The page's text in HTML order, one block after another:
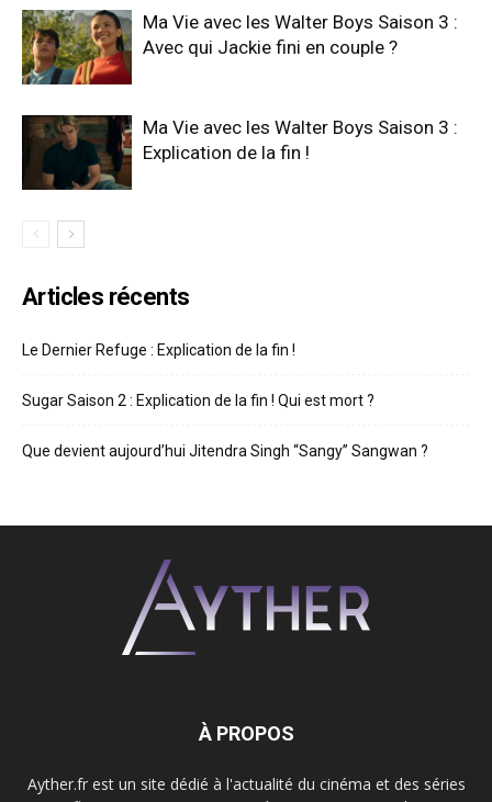
Ma Vie avec les Walter Boys Saison 3 :
Avec qui Jackie fini en couple ?
Ma Vie avec les Walter Boys Saison 3 :
Explication de la fin !
Articles récents
Le Dernier Refuge : Explication de la fin !
Sugar Saison 2 : Explication de la fin ! Qui est mort ?
Que devient aujourd’hui Jitendra Singh “Sangy” Sangwan ?
À PROPOS
Ayther.fr est un site dédié à l'actualité du cinéma et des séries